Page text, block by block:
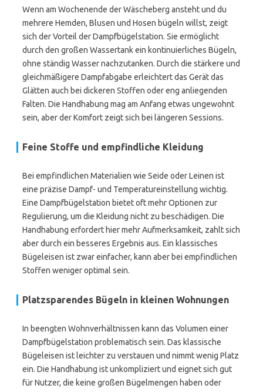
Wenn am Wochenende der Wäscheberg ansteht und du
mehrere Hemden, Blusen und Hosen bügeln willst, zeigt
sich der Vorteil der Dampfbügelstation. Sie ermöglicht
durch den großen Wassertank ein kontinuierliches Bügeln,
ohne ständig Wasser nachzutanken. Durch die stärkere und
gleichmäßigere Dampfabgabe erleichtert das Gerät das
Glätten auch bei dickeren Stoffen oder eng anliegenden
Falten. Die Handhabung mag am Anfang etwas ungewohnt
sein, aber der Komfort zeigt sich bei längeren Sessions.
Feine Stoffe und empfindliche Kleidung
Bei empfindlichen Materialien wie Seide oder Leinen ist
eine präzise Dampf- und Temperatureinstellung wichtig.
Eine Dampfbügelstation bietet oft mehr Optionen zur
Regulierung, um die Kleidung nicht zu beschädigen. Die
Handhabung erfordert hier mehr Aufmerksamkeit, zahlt sich
aber durch ein besseres Ergebnis aus. Ein klassisches
Bügeleisen ist zwar einfacher, kann aber bei empfindlichen
Stoffen weniger optimal sein.
Platzsparendes Bügeln in kleinen Wohnungen
In beengten Wohnverhältnissen kann das Volumen einer
Dampfbügelstation problematisch sein. Das klassische
Bügeleisen ist leichter zu verstauen und nimmt wenig Platz
ein. Die Handhabung ist unkompliziert und eignet sich gut
für Nutzer, die keine großen Bügelmengen haben oder